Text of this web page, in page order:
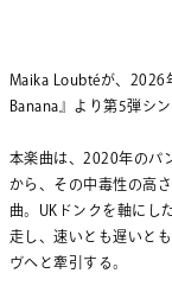
Maika Loubtéが、2026
Banana』より第5弾シ
本楽曲は、2020年のパ
から、その中毒性の高
曲。UKドンクを軸にし
走し、速いとも遅いと
ヴへと牽引する。